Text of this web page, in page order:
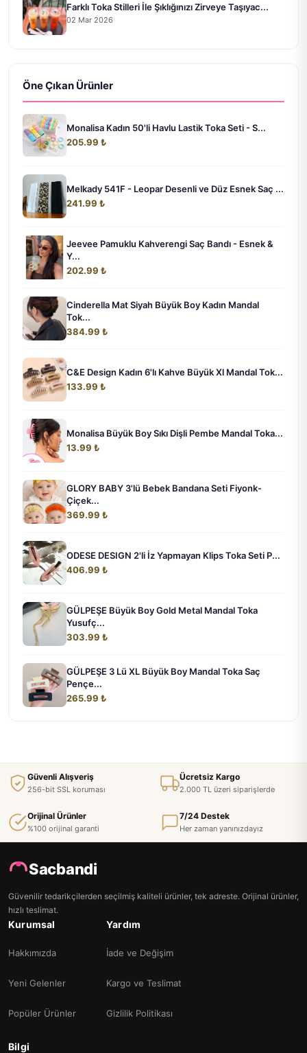
Farklı Toka Stilleri İle Şıklığınızı Zirveye Taşıyac...
02 Mar 2026
Öne Çıkan Ürünler
Monalisa Kadın 50'li Havlu Lastik Toka Seti - S...
205.99 ₺
Melkady 541F - Leopar Desenli ve Düz Esnek Saç ...
241.99 ₺
Jeevee Pamuklu Kahverengi Saç Bandı - Esnek &
Y...
202.99 ₺
Cinderella Mat Siyah Büyük Boy Kadın Mandal
Tok...
384.99 ₺
C&E Design Kadın 6'lı Kahve Büyük Xl Mandal Tok...
133.99 ₺
Monalisa Büyük Boy Sıkı Dişli Pembe Mandal Toka...
13.99 ₺
GLORY BABY 3'lü Bebek Bandana Seti Fiyonk-
Çiçek...
369.99 ₺
ODESE DESIGN 2'li İz Yapmayan Klips Toka Seti P...
406.99 ₺
GÜLPEŞE Büyük Boy Gold Metal Mandal Toka
Yusufç...
303.99 ₺
GÜLPEŞE 3 Lü XL Büyük Boy Mandal Toka Saç
Pençe...
265.99 ₺
Güvenli Alışveriş
256-bit SSL koruması
Ücretsiz Kargo
2.000 TL üzeri siparişlerde
Orijinal Ürünler
%100 orijinal garanti
7/24 Destek
Her zaman yanınızdayız
Sacbandi
Güvenilir tedarikçilerden seçilmiş kaliteli ürünler, tek adreste. Orijinal ürünler,
hızlı teslimat.
Kurumsal
Hakkımızda
Yeni Gelenler
Popüler Ürünler
Yardım
İade ve Değişim
Kargo ve Teslimat
Gizlilik Politikası
Bilgi